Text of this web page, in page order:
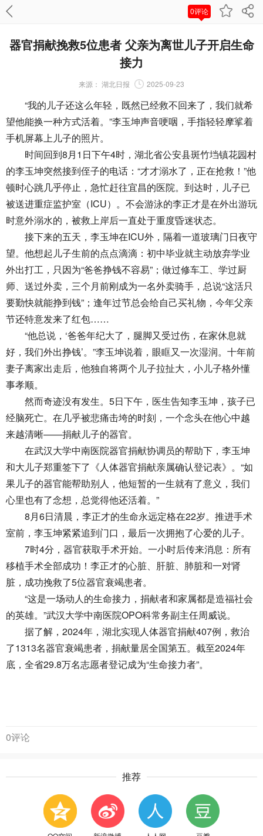
0评论
器官捐献挽救5位患者 父亲为离世儿子开启生命
接力
来源： 湖北日报 2025-09-23
“我的儿子还这么年轻，既然已经救不回来了，我们就希
望他能换一种方式活着。”李玉坤声音哽咽，手指轻轻摩挲着
手机屏幕上儿子的照片。
时间回到8月1日下午4时，湖北省公安县斑竹垱镇花园村
的李玉坤突然接到侄子的电话：“才才溺水了，正在抢救！”他
顿时心跳几乎停止，急忙赶往宜昌的医院。到达时，儿子已
被送进重症监护室（ICU）。不会游泳的李正才是在外出游玩
时意外溺水的，被救上岸后一直处于重度昏迷状态。
接下来的五天，李玉坤在ICU外，隔着一道玻璃门日夜守
望。他想起儿子生前的点点滴滴：初中毕业就主动放弃学业
外出打工，只因为“爸爸挣钱不容易”；做过修车工、学过厨
师、送过外卖，三个月前刚成为一名外卖骑手，总说“这活只
要勤快就能挣到钱”；逢年过节总会给自己买礼物，今年父亲
节还特意发来了红包……
“他总说，‘爸爸年纪大了，腿脚又受过伤，在家休息就
好，我们外出挣钱’。”李玉坤说着，眼眶又一次湿润。十年前
妻子离家出走后，他独自将两个儿子拉扯大，小儿子格外懂
事孝顺。
然而奇迹没有发生。5日下午，医生告知李玉坤，孩子已
经脑死亡。在几乎被悲痛击垮的时刻，一个念头在他心中越
来越清晰——捐献儿子的器官。
在武汉大学中南医院器官捐献协调员的帮助下，李玉坤
和大儿子郑重签下了《人体器官捐献亲属确认登记表》。“如
果儿子的器官能帮助别人，他短暂的一生就有了意义，我们
心里也有了念想，总觉得他还活着。”
8月6日清晨，李正才的生命永远定格在22岁。推进手术
室前，李玉坤紧紧追到门口，最后一次拥抱了心爱的儿子。
7时4分，器官获取手术开始。一小时后传来消息：所有
移植手术全部成功！李正才的心脏、肝脏、肺脏和一对肾
脏，成功挽救了5位器官衰竭患者。
“这是一场动人的生命接力，捐献者和家属都是造福社会
的英雄。”武汉大学中南医院OPO科常务副主任周威说。
据了解，2024年，湖北实现人体器官捐献407例，救治
了1313名器官衰竭患者，捐献量居全国第五。截至2024年
底，全省29.8万名志愿者登记成为“生命接力者”。
0评论
推荐